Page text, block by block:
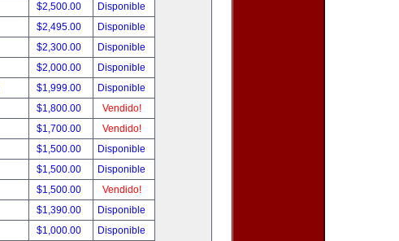
$2,500.00
Disponible
$2,495.00
Disponible
$2,300.00
Disponible
$2,000.00
Disponible
$1,999.00
Disponible
$1,800.00
Vendido!
$1,700.00
Vendido!
$1,500.00
Disponible
$1,500.00
Disponible
$1,500.00
Vendido!
$1,390.00
Disponible
$1,000.00
Disponible